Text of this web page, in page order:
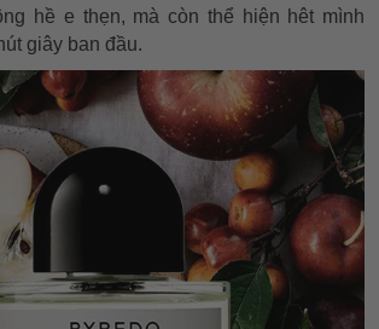
hề e thẹn, mà còn thể hiện hêt mình
giây ban đầu.